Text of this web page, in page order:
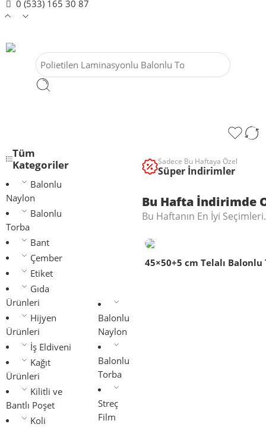
0 (533) 165 30 87
Tüm
Kategoriler
Balonlu
Naylon
Balonlu
Torba
Bant
Çember
Etiket
Gıda
Ürünleri
Hijyen
Ürünleri
İş Eldiveni
Kağıt
Ürünleri
Kilitli ve
Bantlı Poşet
Koli
Balonlu
Naylon
Balonlu
Torba
Streç
Film
Sadece Bu Haftaya Özel
Süper İndirimler
Bu Hafta İndirimde
Bu Haftanın En İyi
45×50+5 cm Telalı Balonlu